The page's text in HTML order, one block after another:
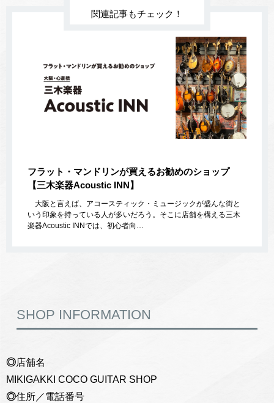
関連記事もチェック！
フラット・マンドリンが買えるお勧めのショップ
【三木楽器Acoustic INN】
大阪と言えば、アコースティック・ミュージックが盛んな街と
いう印象を持っている人が多いだろう。そこに店舗を構える三木
楽器Acoustic INNでは、初心者向…
SHOP INFORMATION
◎店舗名
MIKIGAKKI COCO GUITAR SHOP
◎住所／電話番号